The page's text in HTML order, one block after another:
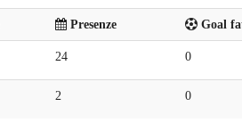
Presenze Goal
24 0
2 0